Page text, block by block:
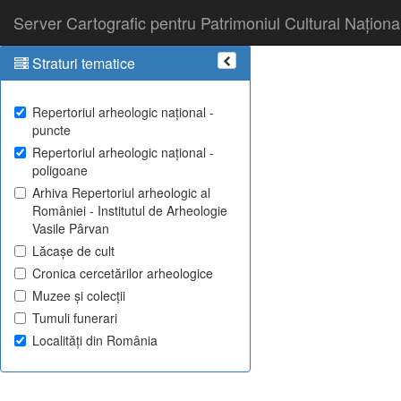
Server Cartografic pentru Patrimoniul Cultural
Straturi tematice
Repertoriul arheologic național -
puncte
Repertoriul arheologic național -
poligoane
Arhiva Repertoriul arheologic al
României - Institutul de Arheologie
Vasile Pârvan
Lăcașe de cult
Cronica cercetărilor arheologice
Muzee și colecții
Tumuli funerari
Localități din România